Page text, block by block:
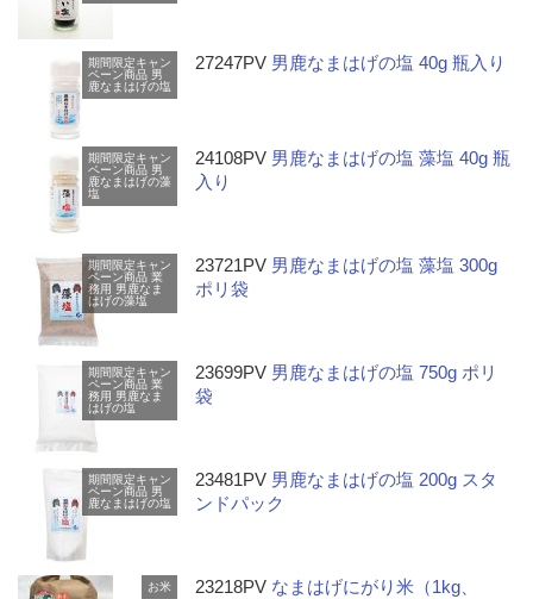
期間限定キャン
ペーン商品 男
鹿なまはげの塩
27247PV 男鹿なまはげの塩 40g 瓶入り
期間限定キャン
ペーン商品 男
鹿なまはげの藻
塩
24108PV 男鹿なまはげの塩 藻塩 40g 瓶
入り
期間限定キャン
ペーン商品 業
務用 男鹿なま
はげの藻塩
23721PV 男鹿なまはげの塩 藻塩 300g
ポリ袋
期間限定キャン
ペーン商品 業
務用 男鹿なま
はげの塩
23699PV 男鹿なまはげの塩 750g ポリ
袋
期間限定キャン
ペーン商品 男
鹿なまはげの塩
23481PV 男鹿なまはげの塩 200g スタ
ンドパック
お米 23218PV なまはげにがり米（1kg、